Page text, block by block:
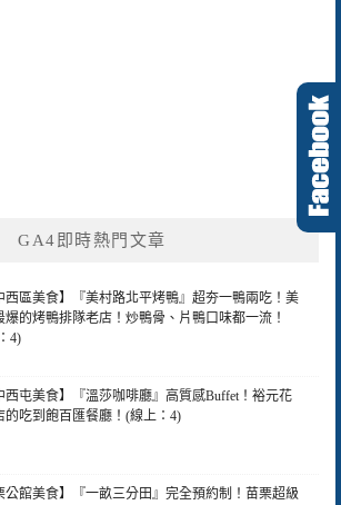
GA4即時熱門文章
西區美食】『美村路北平烤鴨』超夯一鴨兩吃！美
爆的烤鴨排隊老店！炒鴨骨、片鴨口味都一流！
4)
西屯美食】『溫莎咖啡廳』高質感Buffet！裕元花
的吃到飽百匯餐廳！(線上：4)
公館美食】『一畝三分田』完全預約制！苗栗超級